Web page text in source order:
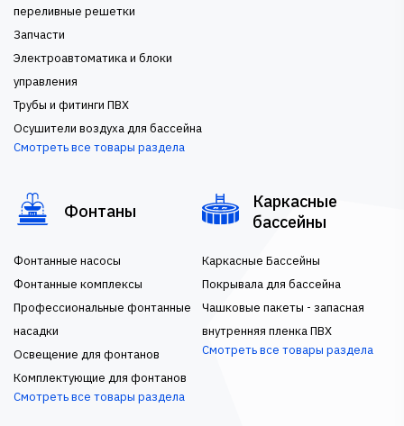
переливные решетки
Запчасти
Электроавтоматика и блоки
управления
Трубы и фитинги ПВХ
Осушители воздуха для бассейна
Смотреть все товары раздела
Фонтаны
Фонтанные насосы
Фонтанные комплексы
Профессиональные фонтанные
насадки
Освещение для фонтанов
Комплектующие для фонтанов
Смотреть все товары раздела
Каркасные
бассейны
Каркасные Бассейны
Покрывала для бассейна
Чашковые пакеты - запасная
внутренняя пленка ПВХ
Смотреть все товары раздела